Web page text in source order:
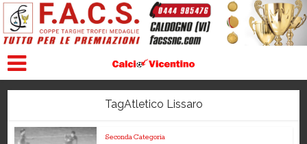
TagAtletico Lissaro
Seconda Categoria